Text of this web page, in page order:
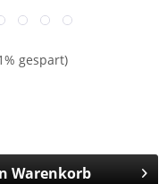
gespart)
Warenkorb